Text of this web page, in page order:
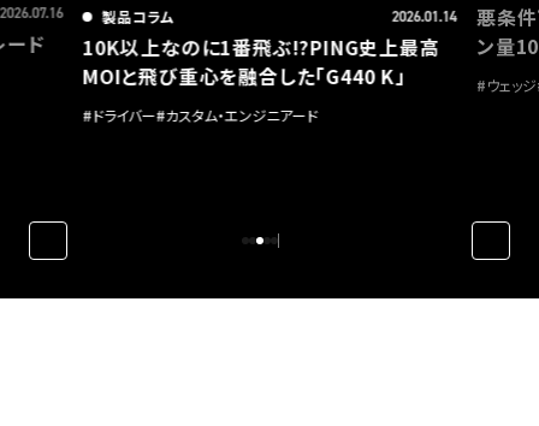
2026.07.16
ード
製品コラム 2026.01.14
10K以上なのに1番飛ぶ!?PING史上最高
MOIと飛び重心を融合した「G440 K」
#ドライバー#カスタム・エンジニアード
悪条件
ン量
#ウェッジ